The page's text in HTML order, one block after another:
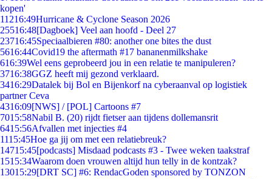
kopen'
11216:49Hurricane & Cyclone Season 2026
25516:48[Dagboek] Veel aan hoofd - Deel 27
23716:45Speciaalbieren #80: another one bites the dust
5616:44Covid19 the aftermath #17 bananenmilkshake
616:39Wel eens geprobeerd jou in een relatie te manipuleren?
3716:38GGZ heeft mij gezond verklaard.
3416:29Datalek bij Bol en Bijenkorf na cyberaanval op logistiek
partner Ceva
4316:09[NWS] / [POL] Cartoons #7
7015:58Nabil B. (20) rijdt fietser aan tijdens dollemansrit
6415:56Afvallen met injecties #4
1115:45Hoe ga jij om met een relatiebreuk?
14715:45[podcasts] Misdaad podcasts #3 - Twee weken taakstraf
1515:34Waarom doen vrouwen altijd hun telly in de kontzak?
13015:29[DRT SC] #6: RendacGoden sponsored by TONZON